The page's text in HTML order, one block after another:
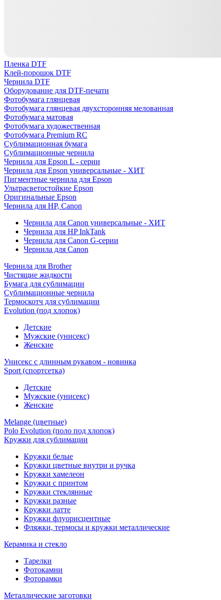
Пленка DTF
Клей-порошок DTF
Чернила DTF
Оборудование для DTF-печати
Фотобумага глянцевая
Фотобумага глянцевая двухсторонняя мелованная
Фотобумага матовая
Фотобумага художественная
Фотобумага Premium RC
Сублимационная бумага
Сублимационные чернила
Чернила для Epson L - серии
Чернила для Epson универсальные - ХИТ
Пигментные чернила для Epson
Ультрасветостойкие Epson
Оригинальные Epson
Чернила для HP, Canon
Чернила для Canon универсальные - ХИТ
Чернила для HP InkTank
Чернила для Canon G-серии
Чернила для Canon
Чернила для Brother
Чистящие жидкости
Бумага для сублимации
Сублимационные чернила
Термоскотч для сублимации
Evolution (под хлопок)
Детские
Мужские (унисекс)
Женские
Унисекс с длинным рукавом - новинка
Sport (спортсетка)
Детские
Мужские (унисекс)
Женские
Melange (цветные)
Polo Evolution (поло под хлопок)
Кружки для сублимации
Кружки белые
Кружки цветные внутри и ручка
Кружки хамелеон
Кружки c принтом
Кружки стеклянные
Кружки разные
Кружки латте
Кружки флуорисцентные
Фляжки, термосы и кружки металлические
Керамика и стекло
Тарелки
Фотокамни
Фоторамки
Металлические заготовки